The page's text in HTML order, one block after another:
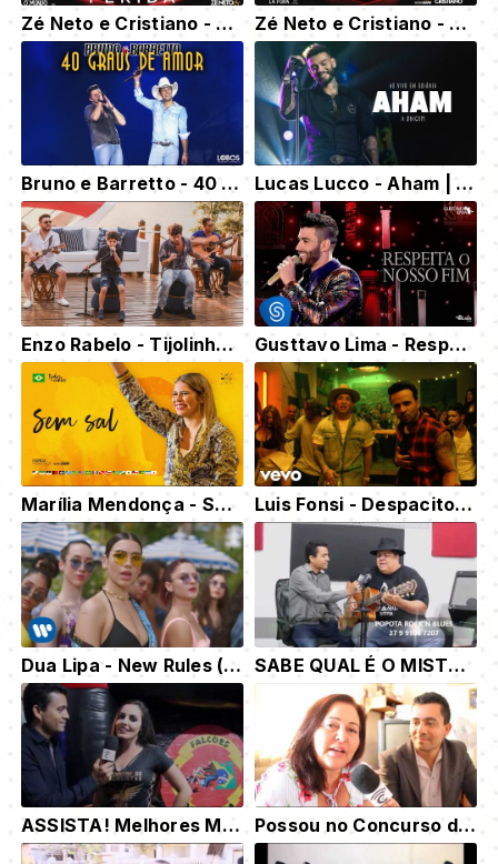
Zé Neto e Cristiano - BEBIDA NA FERIDA - #EsqueceOMundoLaFora Zé Neto e Cristiano - NOTIFICAÇÃO PREFERIDA - #EsqueceOMundoLaFora
Bruno e Barretto - 40 Graus de Amor | DVD "A Força do Interior" - Ao Vivo em Londrina/PR Lucas Lucco - Aham | DVD A Ørigem (Ao Vivo em Goiânia)
Enzo Rabelo - Tijolinho Por Tijolinho | Part. Zé Felipe Gusttavo Lima - Respeita O Nosso Fim - DVD O Embaixador (Ao Vivo)
Marília Mendonça - SEM SAL (TODOS OS CANTOS) Luis Fonsi - Despacito ft. Daddy Yankee
Dua Lipa - New Rules (Official Music Video) SABE QUAL É O MISTÉRIO DO CHAPÉU DESSE CANTOR?
ASSISTA! Melhores Momentos do Encontro de Motociclistas de Bom Despacho Possou no Concurso de Oficiais da PMMG